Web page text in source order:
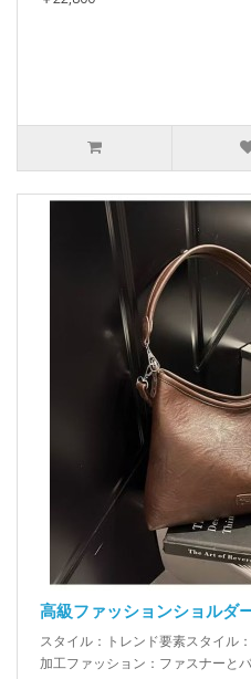
高級ファッションショルダ
スタイル：トレンド要素スタイル
加工ファッション：ファスナーと